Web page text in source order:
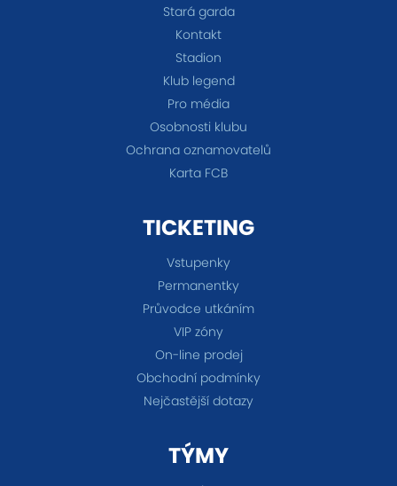
Stará garda
Kontakt
Stadion
Klub legend
Pro média
Osobnosti klubu
Ochrana oznamovatelů
Karta FCB
TICKETING
Vstupenky
Permanentky
Průvodce utkáním
VIP zóny
On-line prodej
Obchodní podmínky
Nejčastější dotazy
TÝMY